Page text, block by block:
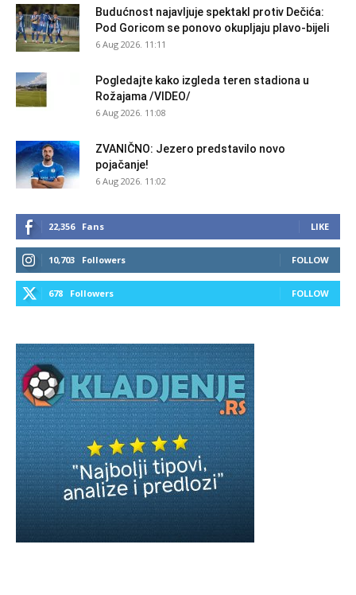
Budućnost najavljuje spektakl protiv Dečića:
Pod Goricom se ponovo okupljaju plavo-bijeli
6 Aug 2026. 11:11
Pogledajte kako izgleda teren stadiona u
Rožajama /VIDEO/
6 Aug 2026. 11:08
ZVANIČNO: Jezero predstavilo novo
pojačanje!
6 Aug 2026. 11:02
22,356 Fans LIKE
10,703 Followers FOLLOW
678 Followers FOLLOW